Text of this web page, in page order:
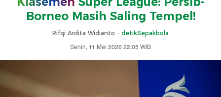
Borneo Masih Saling Tempel!
Rifqi Ardita Widianto - detikSepakbola
Senin, 11 Mei 2026 22:05 WIB